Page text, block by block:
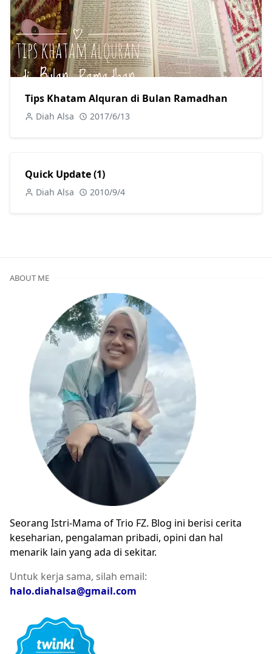
Tips Khatam Alquran di Bulan Ramadhan
Diah Alsa 2017/6/13
Quick Update (1)
Diah Alsa 2010/9/4
ABOUT ME
Seorang Istri-Mama of Trio FZ. Blog ini berisi cerita
keseharian, pengalaman pribadi, opini dan hal
menarik lain yang ada di sekitar.
Untuk kerja sama, silah email:
halo.diahalsa@gmail.com